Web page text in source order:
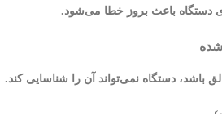
دستگاه باعث بروز خطا می‌شود.
باشد، دستگاه نمی‌تواند آن را شناسایی کند.